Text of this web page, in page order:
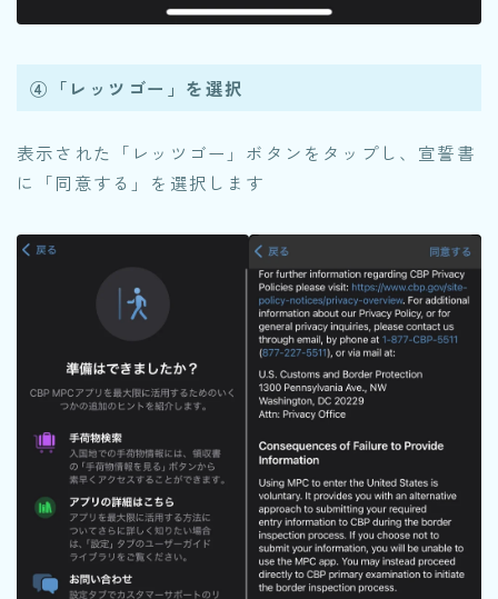
④「レッツゴー」を選択
表示された「レッツゴー」ボタンをタップし、宣誓書
に「同意する」を選択します